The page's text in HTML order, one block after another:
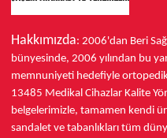
Hakkımızda: 2006'dan Beri
bünyesinde, 2006 yılından bu
memnuniyeti hedefiyle
13485 Medikal Cihazlar Kalite
belgelerimizle, tamamen kendi
sandalet ve tabanlıkları tüm